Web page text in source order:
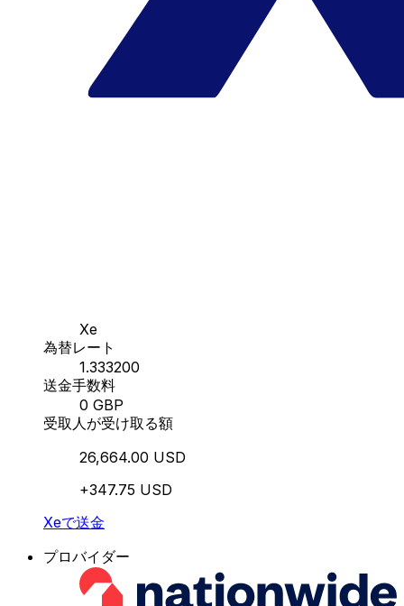
Xe
為替レート
1.333200
送金手数料
0 GBP
受取人が受け取る額
26,664.00 USD
+347.75 USD
Xeで送金
プロバイダー